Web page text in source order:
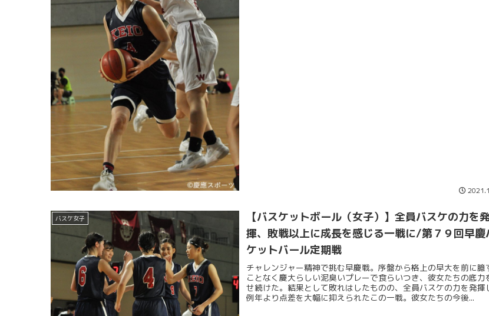
バスケ女子
【バスケットボール（女子）】全員バスケの力を
揮、敗戦以上に成長を感じる一戦に/第７９回早慶
ケットバール定期戦
チャレンジャー精神で挑む早慶戦。序盤から格上の早大を前に臆
ことなく慶大らしい泥臭いプレーで食らいつき、彼女たちの底力
せ続けた。結果として敗れはしたものの、全員バスケの力を発揮
例年より点差を大幅に抑えられたこの一戦。彼女たちの今後...